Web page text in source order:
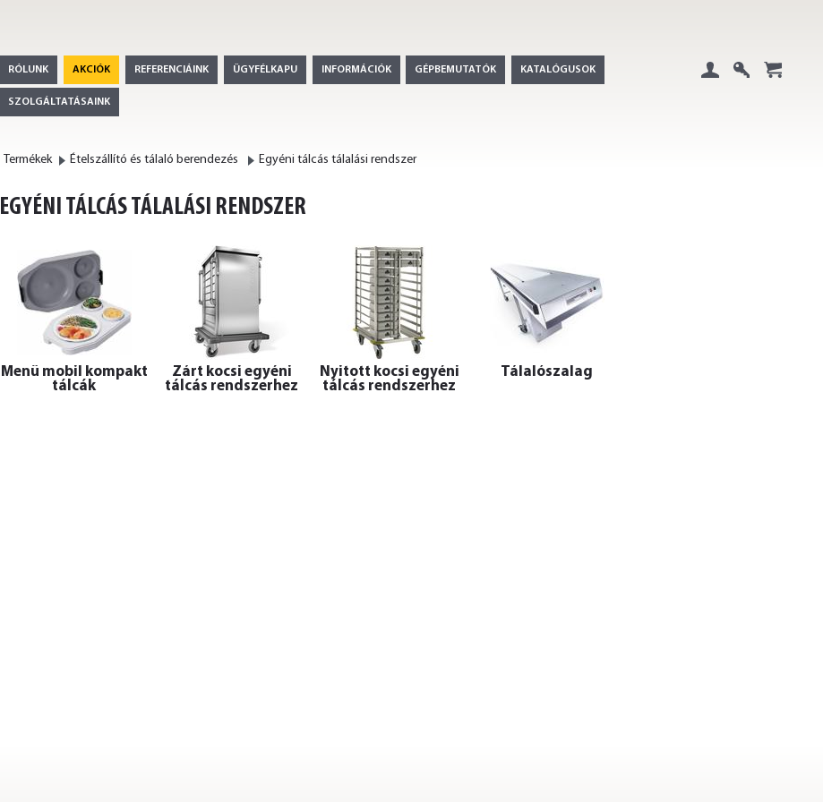
RÓLUNK AKCIÓK REFERENCIÁINK ÜGYFÉLKAPU INFORMÁCIÓK GÉPBEMUTATÓK KATALÓGUSOK
SZOLGÁLTATÁSAINK
Termékek Ételszállító és tálaló berendezés Egyéni tálcás tálalási rendszer
EGYÉNI TÁLCÁS TÁLALÁSI RENDSZER
Menü mobil kompakt
tálcák
Zárt kocsi egyéni
tálcás rendszerhez
Nyitott kocsi egyéni
tálcás rendszerhez
Tálalószalag